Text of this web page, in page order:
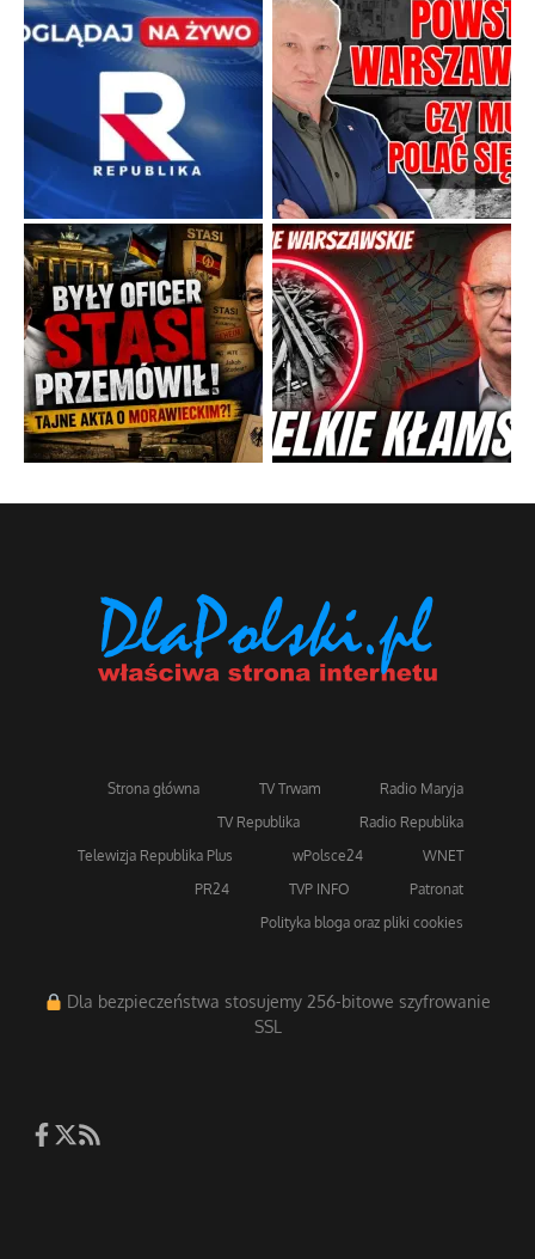
Strona główna TV Trwam
Radio Maryja
TV Republika
Radio Republika
Telewizja Republika Plus
wPolsce24
WNET
PR24
TVP INFO
Patronat
Polityka bloga oraz pliki cookies
Dla bezpieczeństwa stosujemy 256-bitowe szyfrowanie
SSL